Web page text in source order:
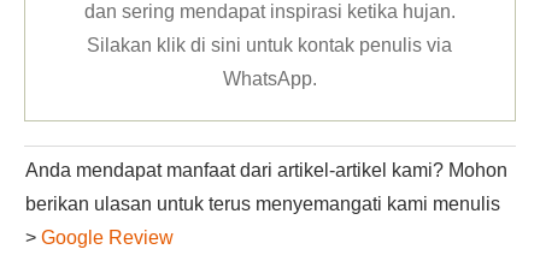
dan sering mendapat inspirasi ketika hujan.
Silakan klikdi sini untuk kontak penulis via
WhatsApp.
Anda mendapat manfaat dari artikel-artikel kami? Mohon
berikan ulasan untuk terus menyemangati kami menulis
> Google Review